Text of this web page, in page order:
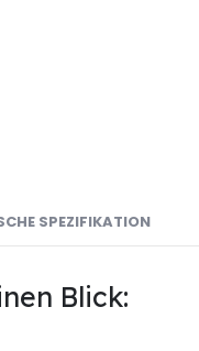
SPEZIFIKATION
Blick: